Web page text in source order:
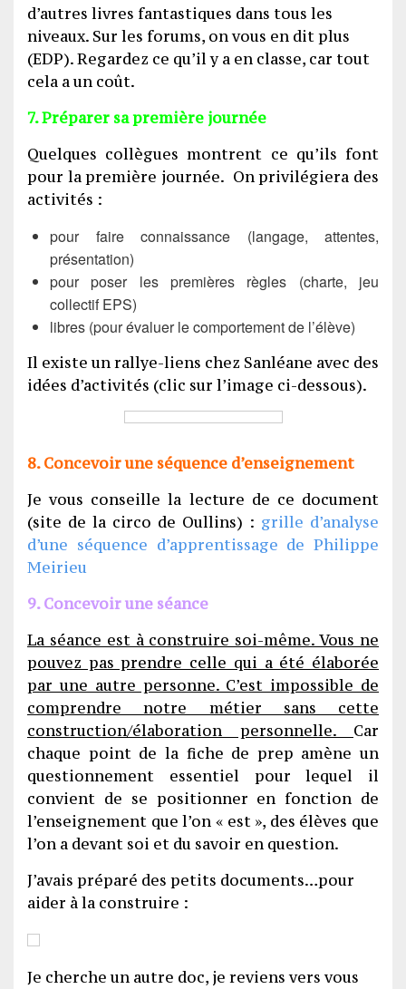
d’autres livres fantastiques dans tous les
niveaux. Sur les forums, on vous en dit plus
(EDP). Regardez ce qu’il y a en classe, car tout
cela a un coût.
7. Préparer sa première journée
Quelques collègues montrent ce qu’ils font
pour la première journée. On privilégiera des
activités :
pour faire connaissance (langage, attentes,
présentation)
pour poser les premières règles (charte, jeu
collectif EPS)
libres (pour évaluer le comportement de l’élève)
Il existe un rallye-liens chez Sanléane avec des
idées d’activités (clic sur l’image ci-dessous).
8. Concevoir une séquence d’enseignement
Je vous conseille la lecture de ce document
(site de la circo de Oullins) : grille d’analyse
d’une séquence d’apprentissage de Philippe
Meirieu
9. Concevoir une séance
La séance est à construire soi-même. Vous ne
pouvez pas prendre celle qui a été élaborée
par une autre personne. C’est impossible de
comprendre notre métier sans cette
construction/élaboration personnelle. Car
chaque point de la fiche de prep amène un
questionnement essentiel pour lequel il
convient de se positionner en fonction de
l’enseignement que l’on « est », des élèves que
l’on a devant soi et du savoir en question.
J’avais préparé des petits documents…pour
aider à la construire :
Je cherche un autre doc, je reviens vers vous